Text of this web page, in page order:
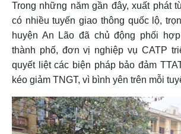
Trong những năm gần đây, xuất phát
có nhiều tuyến giao thông quốc lộ,
huyện An Lão đã chủ động phối
thành phố, đơn vị nghiệp vụ CATP
quyết liệt các biện pháp bảo đảm
kéo giảm TNGT, vì bình yên trên mỗi